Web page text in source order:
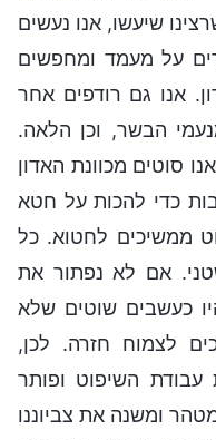
שיעשו, אנו נעשים
על מעמד ומחפשים
אנו גם רודפים אחר
הבשר, וכן הלאה.
סוטים מכוונת האדון
כדי להכות על חטא
ממשיכים לחטוא. כל
אם לא נפתור את
כעשבים שוטים שלא
לצמוח חזרה. לכן,
השיפוט ופותר
ומשנה את צביוננו